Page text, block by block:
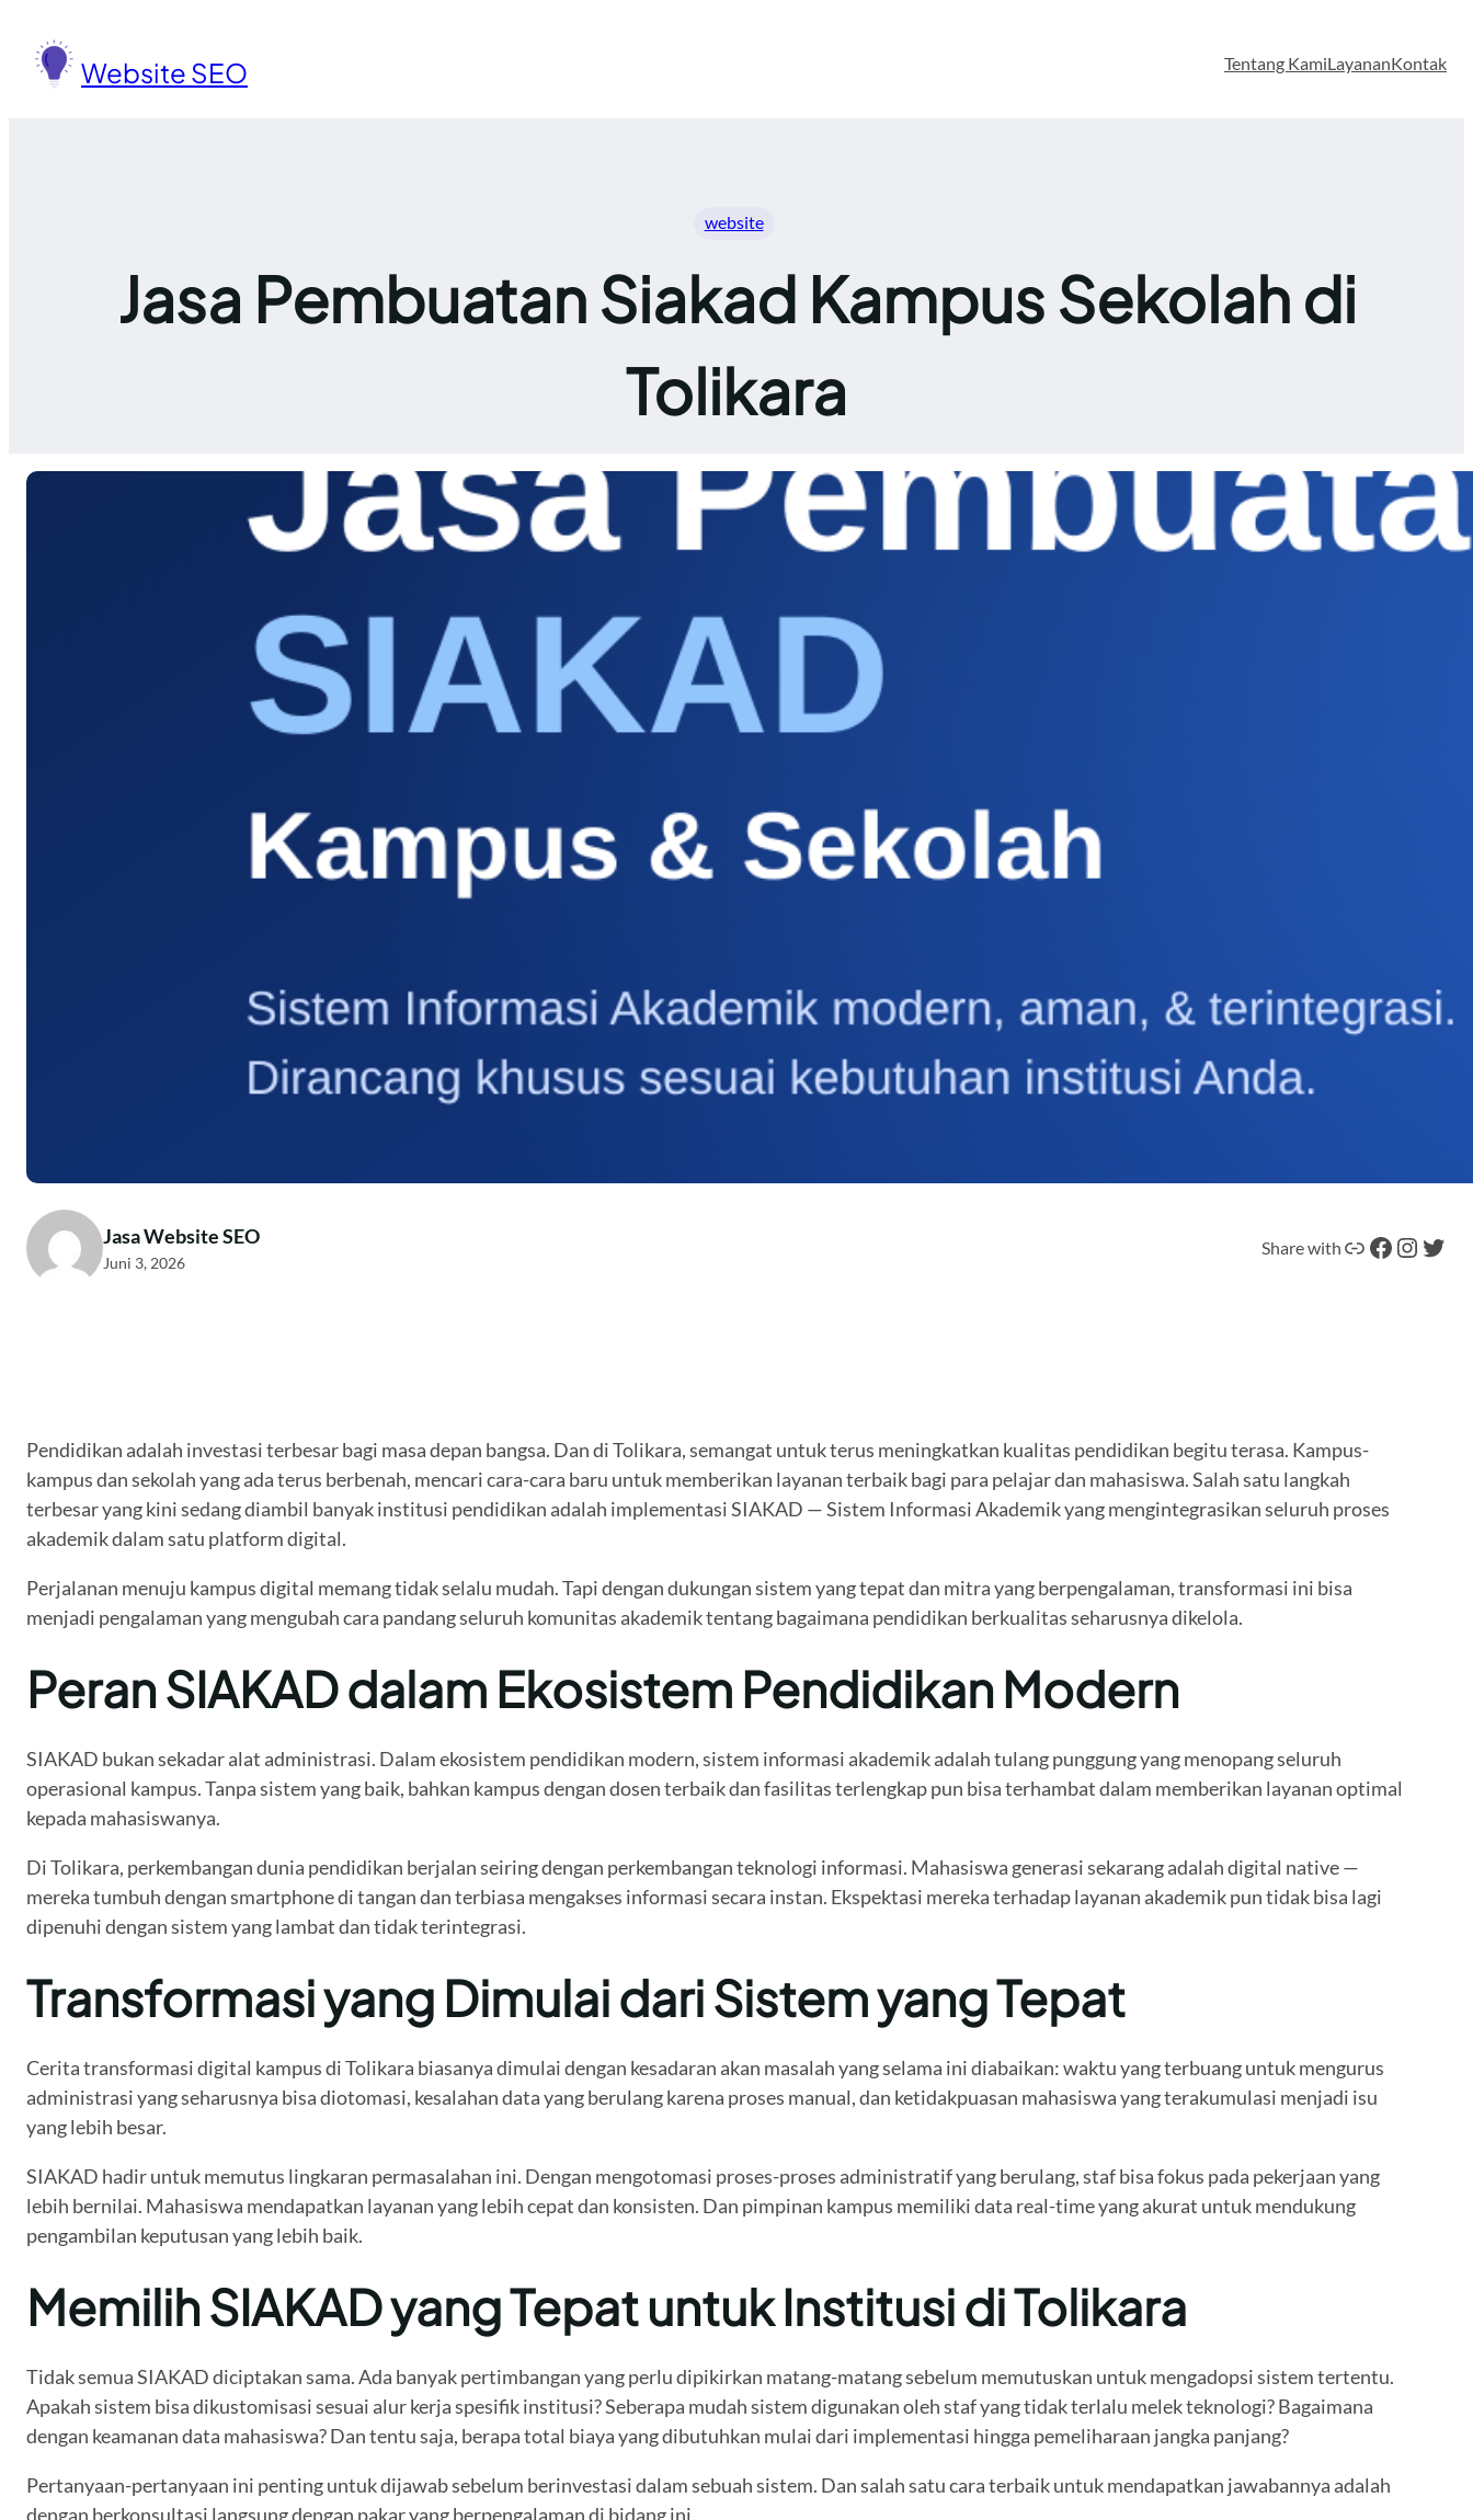
konten
Website SEO Tentang KamiLayananKontak
website
Jasa Pembuatan Siakad Kampus Sekolah di
Tolikara
Jasa Website SEO
Juni 3, 2026
Share with Tautan Facebook Instagram Twitter
Pendidikan adalah investasi terbesar bagi masa depan bangsa. Dan di Tolikara, semangat untuk terus meningkatkan kualitas pendidikan begitu terasa. Kampus-
kampus dan sekolah yang ada terus berbenah, mencari cara-cara baru untuk memberikan layanan terbaik bagi para pelajar dan mahasiswa. Salah satu langkah
terbesar yang kini sedang diambil banyak institusi pendidikan adalah implementasi SIAKAD — Sistem Informasi Akademik yang mengintegrasikan seluruh proses
akademik dalam satu platform digital.
Perjalanan menuju kampus digital memang tidak selalu mudah. Tapi dengan dukungan sistem yang tepat dan mitra yang berpengalaman, transformasi ini bisa
menjadi pengalaman yang mengubah cara pandang seluruh komunitas akademik tentang bagaimana pendidikan berkualitas seharusnya dikelola.
Peran SIAKAD dalam Ekosistem Pendidikan Modern
SIAKAD bukan sekadar alat administrasi. Dalam ekosistem pendidikan modern, sistem informasi akademik adalah tulang punggung yang menopang seluruh
operasional kampus. Tanpa sistem yang baik, bahkan kampus dengan dosen terbaik dan fasilitas terlengkap pun bisa terhambat dalam memberikan layanan optimal
kepada mahasiswanya.
Di Tolikara, perkembangan dunia pendidikan berjalan seiring dengan perkembangan teknologi informasi. Mahasiswa generasi sekarang adalah digital native —
mereka tumbuh dengan smartphone di tangan dan terbiasa mengakses informasi secara instan. Ekspektasi mereka terhadap layanan akademik pun tidak bisa lagi
dipenuhi dengan sistem yang lambat dan tidak terintegrasi.
Transformasi yang Dimulai dari Sistem yang Tepat
Cerita transformasi digital kampus di Tolikara biasanya dimulai dengan kesadaran akan masalah yang selama ini diabaikan: waktu yang terbuang untuk mengurus
administrasi yang seharusnya bisa diotomasi, kesalahan data yang berulang karena proses manual, dan ketidakpuasan mahasiswa yang terakumulasi menjadi isu
yang lebih besar.
SIAKAD hadir untuk memutus lingkaran permasalahan ini. Dengan mengotomasi proses-proses administratif yang berulang, staf bisa fokus pada pekerjaan yang
lebih bernilai. Mahasiswa mendapatkan layanan yang lebih cepat dan konsisten. Dan pimpinan kampus memiliki data real-time yang akurat untuk mendukung
pengambilan keputusan yang lebih baik.
Memilih SIAKAD yang Tepat untuk Institusi di Tolikara
Tidak semua SIAKAD diciptakan sama. Ada banyak pertimbangan yang perlu dipikirkan matang-matang sebelum memutuskan untuk mengadopsi sistem tertentu.
Apakah sistem bisa dikustomisasi sesuai alur kerja spesifik institusi? Seberapa mudah sistem digunakan oleh staf yang tidak terlalu melek teknologi? Bagaimana
dengan keamanan data mahasiswa? Dan tentu saja, berapa total biaya yang dibutuhkan mulai dari implementasi hingga pemeliharaan jangka panjang?
Pertanyaan-pertanyaan ini penting untuk dijawab sebelum berinvestasi dalam sebuah sistem. Dan salah satu cara terbaik untuk mendapatkan jawabannya adalah
dengan berkonsultasi langsung dengan pakar yang berpengalaman di bidang ini.